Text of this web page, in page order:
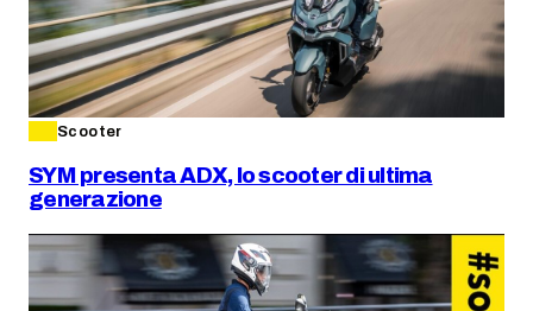
Scooter
SYM presenta ADX, lo scooter di ultima
generazione